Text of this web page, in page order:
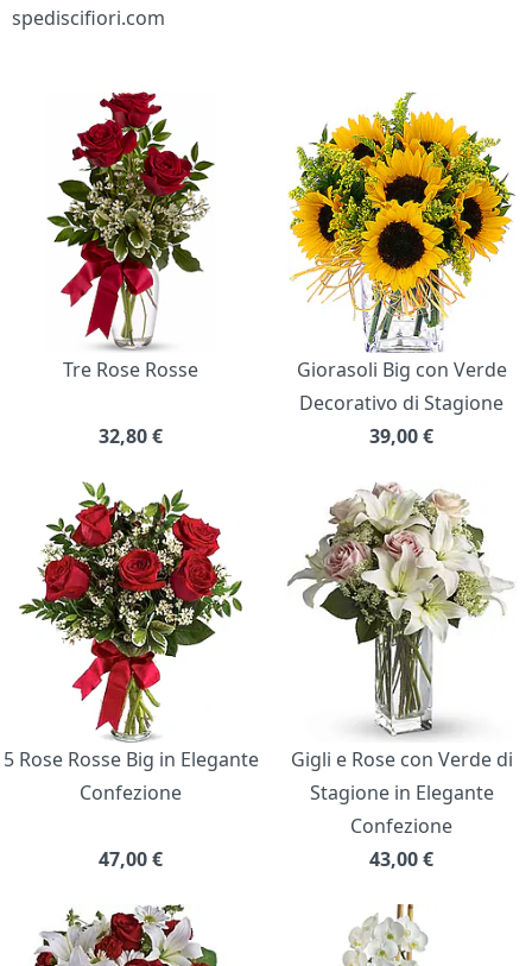
spediscifiori.com
Bouquet di fiori
Tre Rose Rosse
32,80€
Giorasoli Big con Verde
Decorativo di Stagione
39,00€
5 Rose Rosse Big in Elegante
Confezione
47,00€
Gigli e Rose con Verde di
Stagione in Elegante
Confezione
43,00€